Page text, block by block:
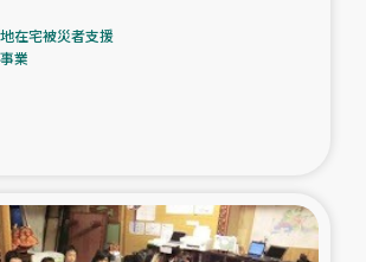
緊急支援事業
食べる
在宅被災者支援
業